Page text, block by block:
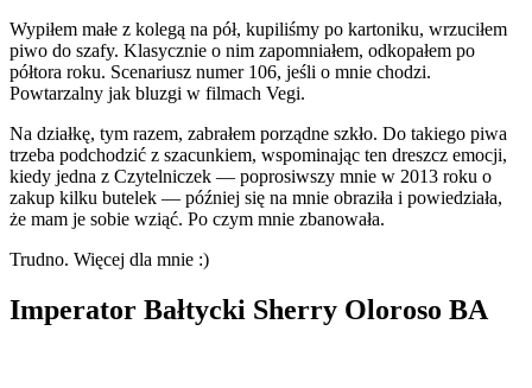
Wypiłem małe z kolegą na pół, kupiliśmy po kartoniku, wrzuciłem
piwo do szafy. Klasycznie o nim zapomniałem, odkopałem po
półtora roku. Scenariusz numer 106, jeśli o mnie chodzi.
Powtarzalny jak bluzgi w filmach Vegi.
Na działkę, tym razem, zabrałem porządne szkło. Do takiego piwa
trzeba podchodzić z szacunkiem, wspominając ten dreszcz emocji,
kiedy jedna z Czytelniczek — poprosiwszy mnie w 2013 roku o
zakup kilku butelek — później się na mnie obraziła i powiedziała,
że mam je sobie wziąć. Po czym mnie zbanowała.
Trudno. Więcej dla mnie :)
Imperator Bałtycki Sherry Oloroso BA